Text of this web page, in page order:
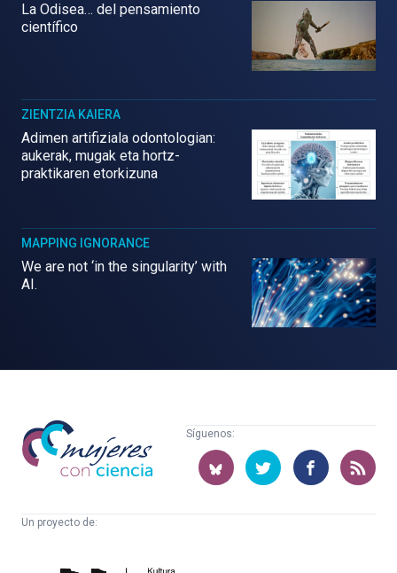
La Odisea… del pensamiento
científico
ZIENTZIA KAIERA
Adimen artifiziala odontologian:
aukerak, mugak eta hortz-
praktikaren etorkizuna
MAPPING IGNORANCE
We are not ‘in the singularity’ with
AI.
Mujeres
con
ciencia
Síguenos:
Un proyecto de: